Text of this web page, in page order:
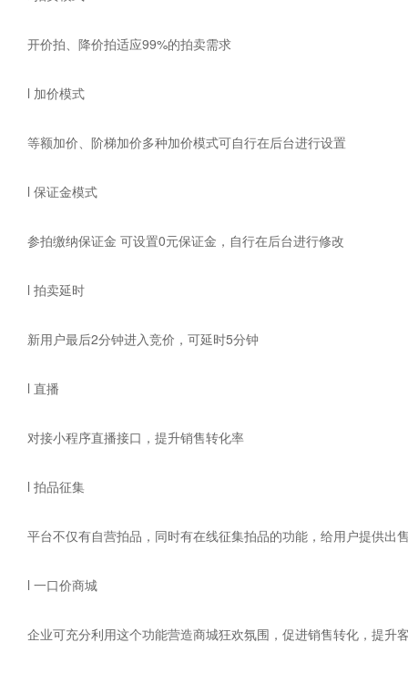
开价拍、降价拍适应99%的拍卖需求
l 加价模式
等额加价、阶梯加价多种加价模式可自行在后台进行设置
l 保证金模式
参拍缴纳保证金 可设置0元保证金，自行在后台进行修改
l 拍卖延时
新用户最后2分钟进入竞价，可延时5分钟
l 直播
对接小程序直播接口，提升销售转化率
l 拍品征集
平台不仅有自营拍品，同时有在线征集拍品的功能，给用户提供出
l 一口价商城
企业可充分利用这个功能营造商城狂欢氛围，促进销售转化，提升